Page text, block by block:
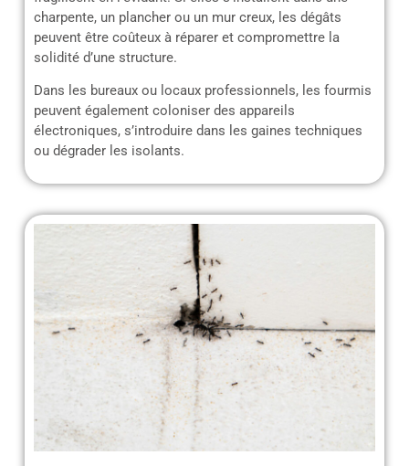
charpente, un plancher ou un mur creux, les dégâts
peuvent être coûteux à réparer et compromettre la
solidité d’une structure.
Dans les bureaux ou locaux professionnels, les fourmis
peuvent également coloniser des appareils
électroniques, s’introduire dans les gaines techniques
ou dégrader les isolants.